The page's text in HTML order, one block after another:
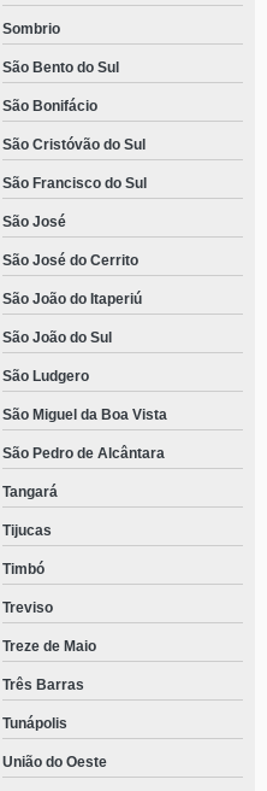
Sombrio
São Bento do Sul
São Bonifácio
São Cristóvão do Sul
São Francisco do Sul
São José
São José do Cerrito
São João do Itaperiú
São João do Sul
São Ludgero
São Miguel da Boa Vista
São Pedro de Alcântara
Tangará
Tijucas
Timbó
Treviso
Treze de Maio
Três Barras
Tunápolis
União do Oeste